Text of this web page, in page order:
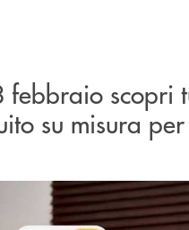
febbraio scopri
su misura